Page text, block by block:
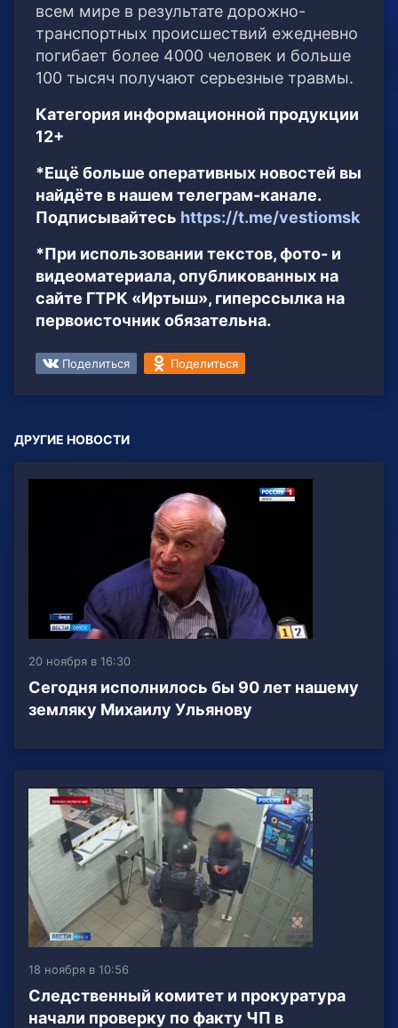
всем мире в результате дорожно-
транспортных происшествий ежедневно
погибает более 4000 человек и больше
100 тысяч получают серьезные травмы.
Категория информационной продукции
12+
*Ещё больше оперативных новостей вы
найдёте в нашем телеграм-канале.
Подписывайтесь https://t.me/vestiomsk
*При использовании текстов, фото- и
видеоматериала, опубликованных на
сайте ГТРК «Иртыш», гиперссылка на
первоисточник обязательна.
Поделиться Поделиться
ДРУГИЕ НОВОСТИ
20 ноября в 16:30
Сегодня исполнилось бы 90 лет нашему
земляку Михаилу Ульянову
18 ноября в 10:56
Следственный комитет и прокуратура
начали проверку по факту ЧП в